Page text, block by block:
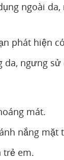
ngoài
phát hiện
ngưng
mát.
nắng mặt
trẻ em.